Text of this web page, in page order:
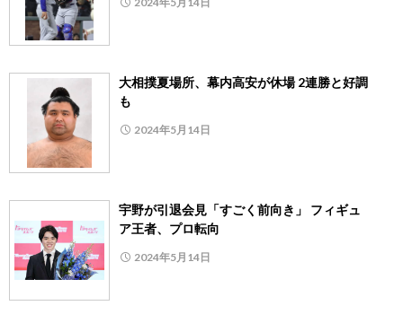
大相撲夏場所、幕内高安が休場 2連勝と好調
も
2024年5月14日
宇野が引退会見「すごく前向き」 フィギュ
ア王者、プロ転向
2024年5月14日